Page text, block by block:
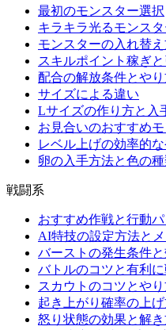
最初のモンスター選択
キラキラ光るモンス
モンスターの入れ替
スキルポイント稼ぎ
配合の解放条件とや
サイズによる違い
Lサイズの作り方と入
お見合いのおすすめ
レベル上げの効率的
卵の入手方法と色の
戦闘系
おすすめ作戦と行動
AI特技の設定方法とメ
バーストの発生条件
バトルのコツと有利
スカウトのコツとや
起き上がり確率の上
怒り状態の効果と解